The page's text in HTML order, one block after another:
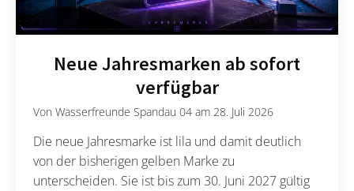
Neue Jahresmarken ab sofort
verfügbar
VonWasserfreunde Spandau 04 am 28. Juli 2026
Die neue Jahresmarke ist lila und damit deutlich
von der bisherigen gelben Marke zu
unterscheiden. Sie ist bis zum 30. Juni 2027 gültig